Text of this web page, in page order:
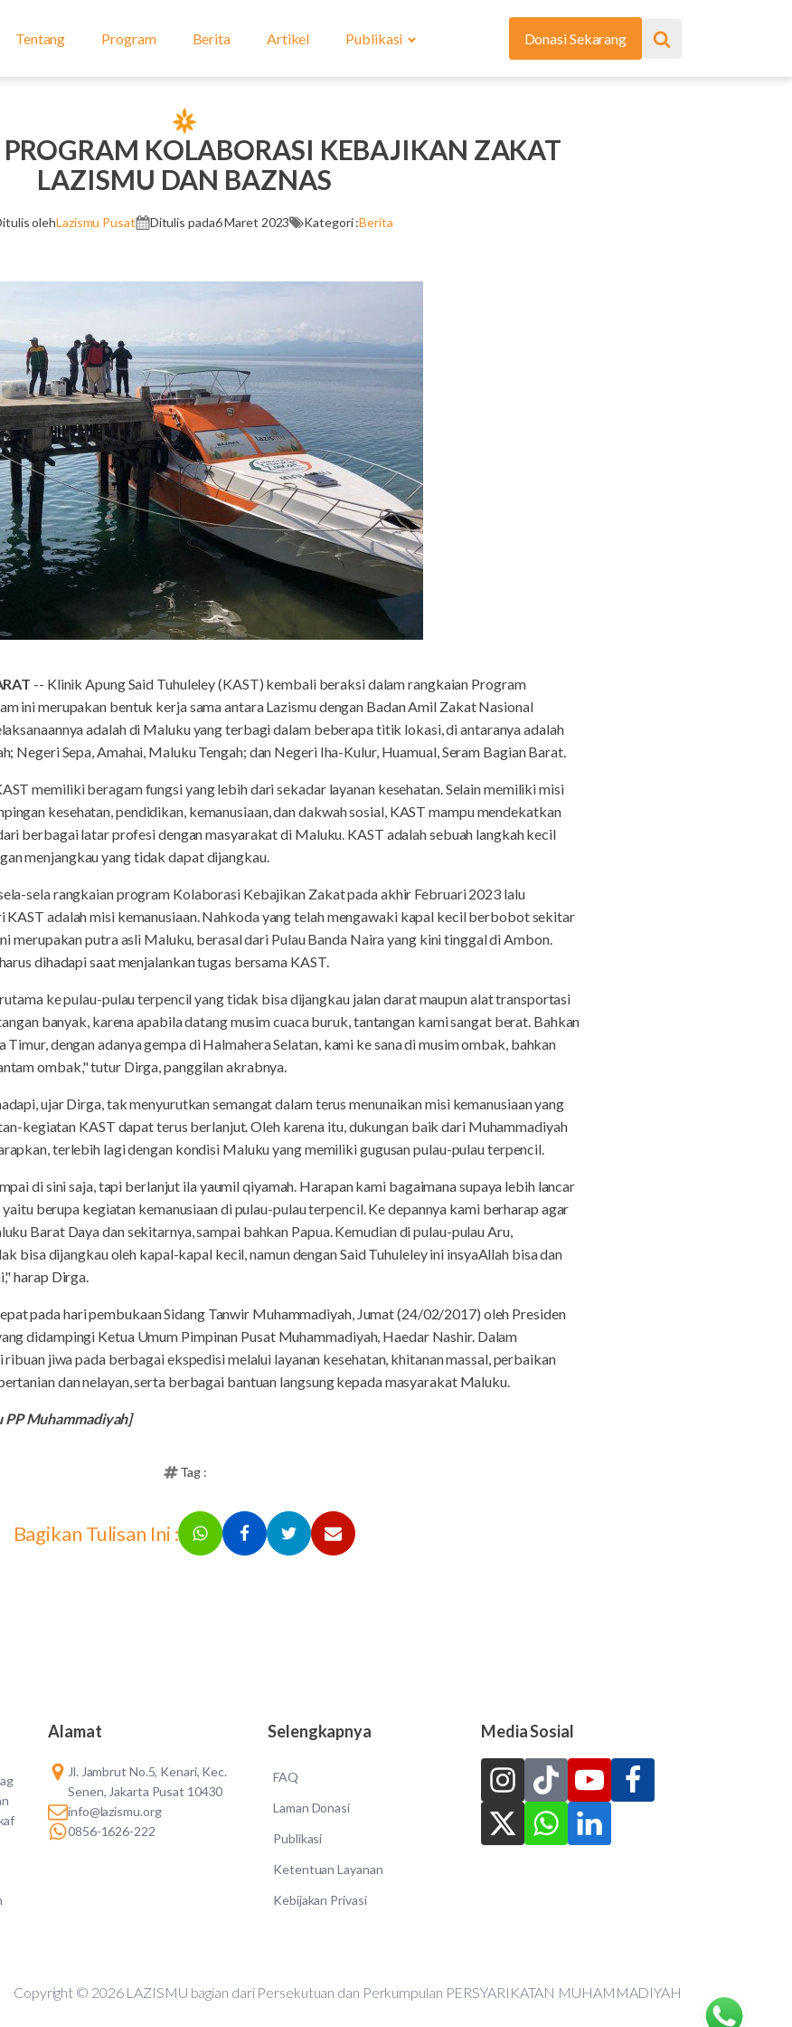
Tentang Program Berita Artikel Publikasi Donasi Sekarang
KOLABORASI KEBAJIKAN ZAKAT
LAZISMU DAN BAZNAS
olehLazismu Pusat Ditulis pada6 Maret 2023 Kategori :Berita
-- Klinik Apung Said Tuhuleley (KAST) kembali beraksi dalam rangkaian Program
ini merupakan bentuk kerja sama antara Lazismu dengan Badan Amil Zakat Nasional
adalah di Maluku yang terbagi dalam beberapa titik lokasi, di antaranya adalah
Negeri Sepa, Amahai, Maluku Tengah; dan Negeri Iha-Kulur, Huamual, Seram Bagian Barat.
memiliki beragam fungsi yang lebih dari sekadar layanan kesehatan. Selain memiliki misi
kesehatan, pendidikan, kemanusiaan, dan dakwah sosial, KAST mampu mendekatkan
berbagai latar profesi dengan masyarakat di Maluku. KAST adalah sebuah langkah kecil
menjangkau yang tidak dapat dijangkau.
sela rangkaian program Kolaborasi Kebajikan Zakat pada akhir Februari 2023 lalu
KAST adalah misi kemanusiaan. Nahkoda yang telah mengawaki kapal kecil berbobot sekitar
merupakan putra asli Maluku, berasal dari Pulau Banda Naira yang kini tinggal di Ambon.
dihadapi saat menjalankan tugas bersama KAST.
ke pulau-pulau terpencil yang tidak bisa dijangkau jalan darat maupun alat transportasi
banyak, karena apabila datang musim cuaca buruk, tantangan kami sangat berat. Bahkan
dengan adanya gempa di Halmahera Selatan, kami ke sana di musim ombak, bahkan
ombak," tutur Dirga, panggilan akrabnya.
ujar Dirga, tak menyurutkan semangat dalam terus menunaikan misi kemanusiaan yang
kegiatan KAST dapat terus berlanjut. Oleh karena itu, dukungan baik dari Muhammadiyah
terlebih lagi dengan kondisi Maluku yang memiliki gugusan pulau-pulau terpencil.
di sini saja, tapi berlanjut ila yaumil qiyamah. Harapan kami bagaimana supaya lebih lancar
berupa kegiatan kemanusiaan di pulau-pulau terpencil. Ke depannya kami berharap agar
Barat Daya dan sekitarnya, sampai bahkan Papua. Kemudian di pulau-pulau Aru,
bisa dijangkau oleh kapal-kapal kecil, namun dengan Said Tuhuleley ini insyaAllah bisa dan
harap Dirga.
pada hari pembukaan Sidang Tanwir Muhammadiyah, Jumat (24/02/2017) oleh Presiden
didampingi Ketua Umum Pimpinan Pusat Muhammadiyah, Haedar Nashir. Dalam
jiwa pada berbagai ekspedisi melalui layanan kesehatan, khitanan massal, perbaikan
dan nelayan, serta berbagai bantuan langsung kepada masyarakat Maluku.
PP Muhammadiyah]
Tag :
Bagikan Tulisan Ini :
Alamat
Jl. Jambrut No.5, Kenari, Kec.
Senen, Jakarta Pusat 10430
info@lazismu.org
0856-1626-222
Selengkapnya
FAQ
Laman Donasi
Publikasi
Ketentuan Layanan
Kebijakan Privasi
Media Sosial
Copyright © 2026 LAZISMU bagian dari Persekutuan dan Perkumpulan PERSYARIKATAN MUHAMMADIYAH